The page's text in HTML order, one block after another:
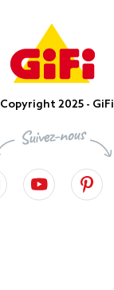
Copyright 2025 - GiFi